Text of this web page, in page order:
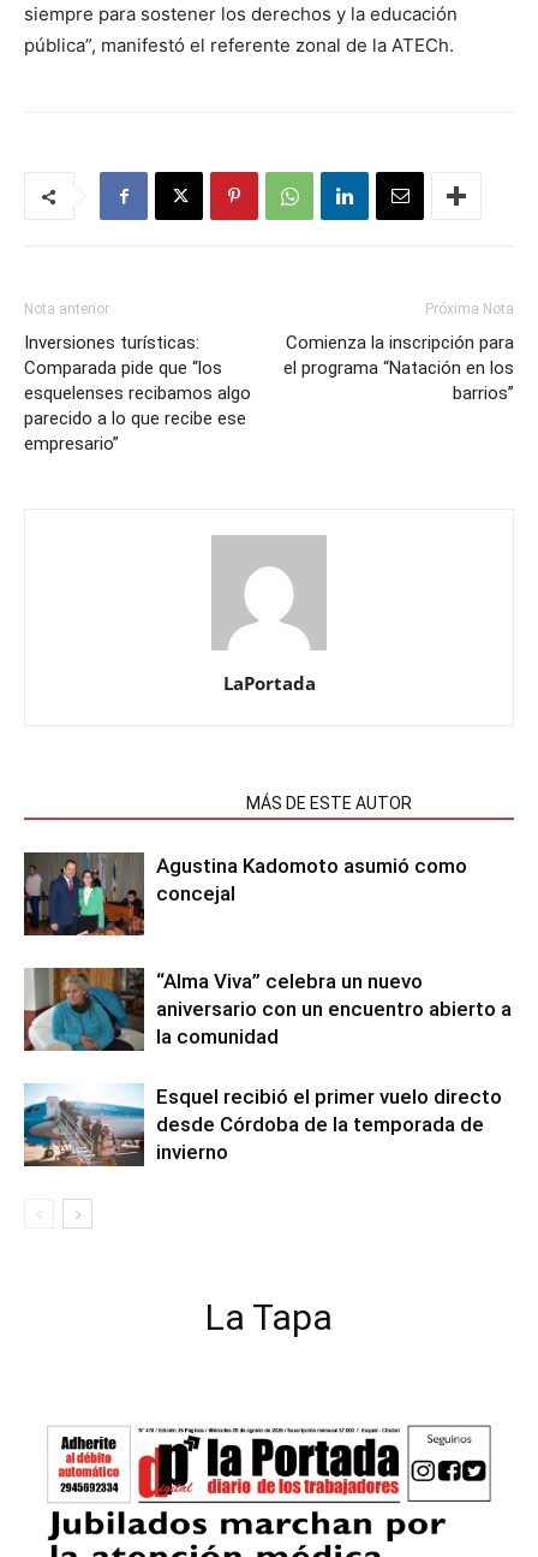
siempre para sostener los derechos y la educación
pública”, manifestó el referente zonal de la ATECh.
Nota anterior
Inversiones turísticas:
Comparada pide que “los
esquelenses recibamos algo
parecido a lo que recibe ese
empresario”
Próxima Nota
Comienza la inscripción para
el programa “Natación en los
barrios”
LaPortada
MÁS DE ESTE AUTOR
Agustina Kadomoto asumió como
concejal
“Alma Viva” celebra un nuevo
aniversario con un encuentro abierto a
la comunidad
Esquel recibió el primer vuelo directo
desde Córdoba de la temporada de
invierno
La Tapa